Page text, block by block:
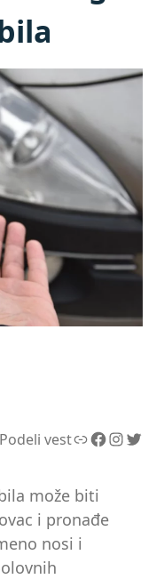
Podeli vestLink Facebook InstagramTwitter
može biti
i pronađe
nosi i